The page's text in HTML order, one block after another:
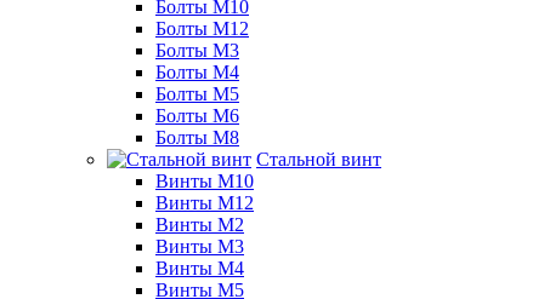
Болты М10
Болты М12
Болты М3
Болты М4
Болты М5
Болты М6
Болты М8
Стальной винт
Винты М10
Винты М12
Винты М2
Винты М3
Винты М4
Винты М5